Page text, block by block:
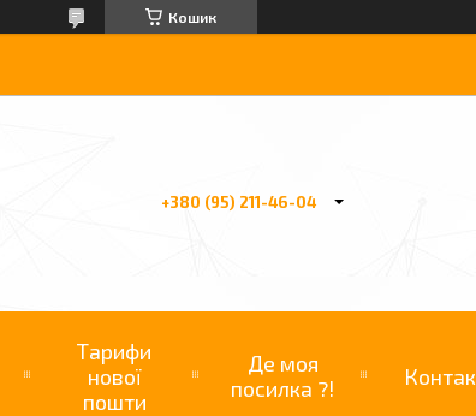
Кошик
+380 (95) 211-46-04
Тарифи
нової
пошти
Де моя
посилка ?!